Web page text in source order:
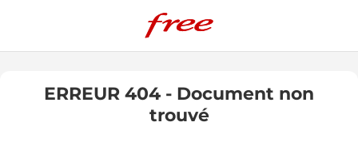
ERREUR 404 - Document non
trouvé